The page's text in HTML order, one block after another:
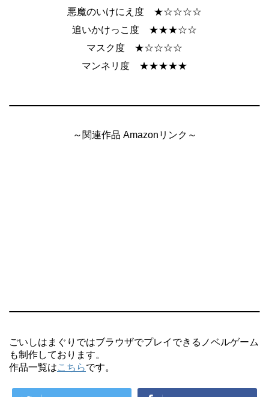
悪魔のいけにえ度 ★☆☆☆☆
追いかけっこ度 ★★★☆☆
マスク度 ★☆☆☆☆
マンネリ度 ★★★★★
～関連作品 Amazonリンク～
ごいしはまぐりではブラウザでプレイできるノベルゲーム
も制作しております。
作品一覧はこちらです。